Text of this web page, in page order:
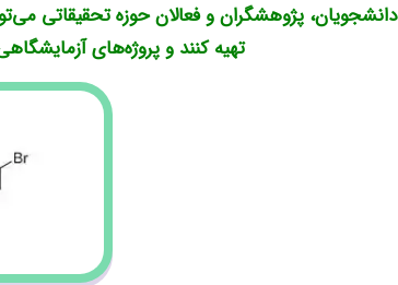
دانشجویان، پژوهشگران و فعالان حوزه تحقیقاتی
تهیه کنند و پروژه‌های